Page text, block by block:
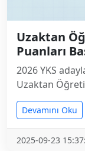
Uzaktan
Puanları
2026 YKS
Uzaktan
Devamını Oku
2025-09-23